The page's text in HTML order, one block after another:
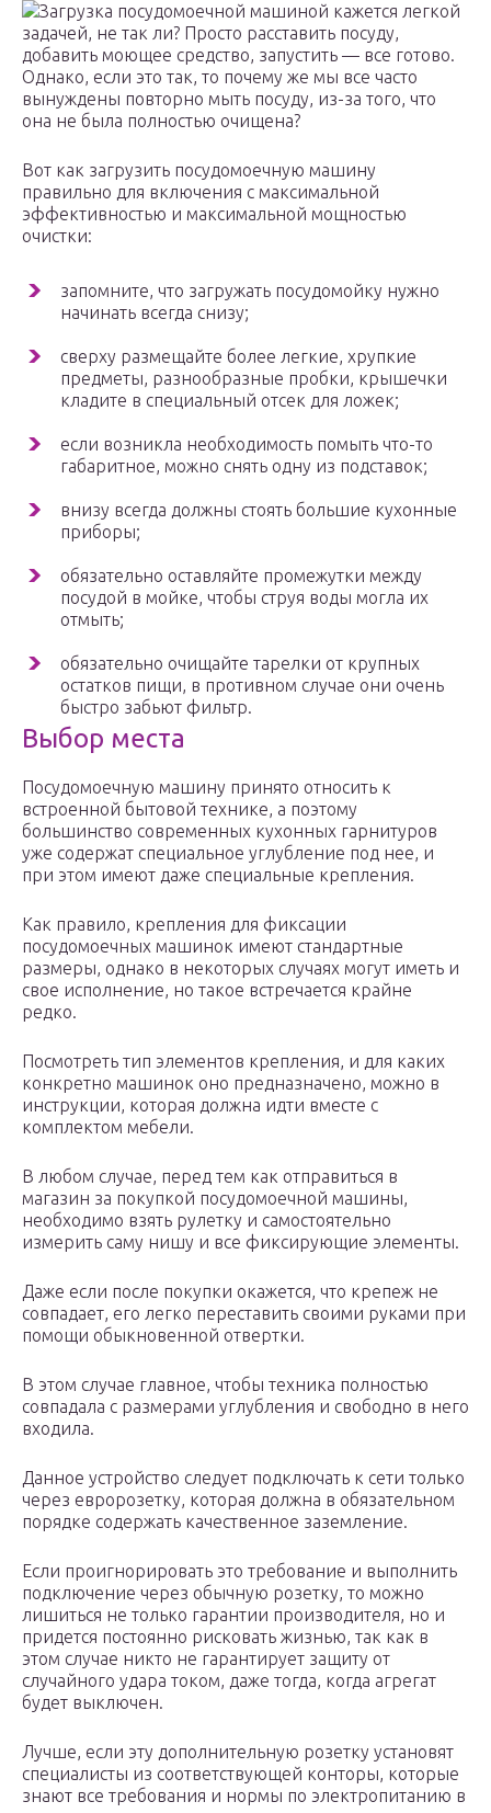
Загрузка посудомоечной машиной кажется легкой
задачей, не так ли? Просто расставить посуду,
добавить моющее средство, запустить — все готово.
Однако, если это так, то почему же мы все часто
вынуждены повторно мыть посуду, из-за того, что
она не была полностью очищена?
Вот как загрузить посудомоечную машину
правильно для включения с максимальной
эффективностью и максимальной мощностью
очистки:
запомните, что загружать посудомойку нужно
начинать всегда снизу;
сверху размещайте более легкие, хрупкие
предметы, разнообразные пробки, крышечки
кладите в специальный отсек для ложек;
если возникла необходимость помыть что-то
габаритное, можно снять одну из подставок;
внизу всегда должны стоять большие кухонные
приборы;
обязательно оставляйте промежутки между
посудой в мойке, чтобы струя воды могла их
отмыть;
обязательно очищайте тарелки от крупных
остатков пищи, в противном случае они очень
быстро забьют фильтр.
Выбор места
Посудомоечную машину принято относить к
встроенной бытовой технике, а поэтому
большинство современных кухонных гарнитуров
уже содержат специальное углубление под нее, и
при этом имеют даже специальные крепления.
Как правило, крепления для фиксации
посудомоечных машинок имеют стандартные
размеры, однако в некоторых случаях могут иметь и
свое исполнение, но такое встречается крайне
редко.
Посмотреть тип элементов крепления, и для каких
конкретно машинок оно предназначено, можно в
инструкции, которая должна идти вместе с
комплектом мебели.
В любом случае, перед тем как отправиться в
магазин за покупкой посудомоечной машины,
необходимо взять рулетку и самостоятельно
измерить саму нишу и все фиксирующие элементы.
Даже если после покупки окажется, что крепеж не
совпадает, его легко переставить своими руками при
помощи обыкновенной отвертки.
В этом случае главное, чтобы техника полностью
совпадала с размерами углубления и свободно в него
входила.
Данное устройство следует подключать к сети только
через евророзетку, которая должна в обязательном
порядке содержать качественное заземление.
Если проигнорировать это требование и выполнить
подключение через обычную розетку, то можно
лишиться не только гарантии производителя, но и
придется постоянно рисковать жизнью, так как в
этом случае никто не гарантирует защиту от
случайного удара током, даже тогда, когда агрегат
будет выключен.
Лучше, если эту дополнительную розетку установят
специалисты из соответствующей конторы, которые
знают все требования и нормы по электропитанию в